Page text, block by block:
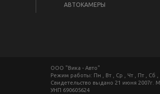
АВТОКАМЕРЫ
ООО "Вика - Авто"
Режим работы: Пн , Вт , Ср , Чт , Пт , Сб ,
Свидетельство выдано 21 июня
УНП 690605624